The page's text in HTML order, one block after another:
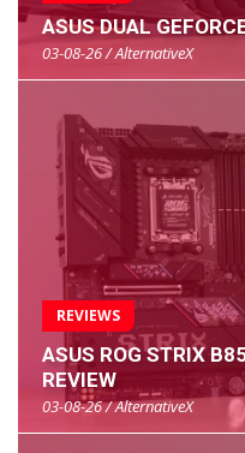
ASUS DUAL
03-08-26 / AlternativeX
REVIEWS
ASUS ROG STRIX
REVIEW
03-08-26 / AlternativeX